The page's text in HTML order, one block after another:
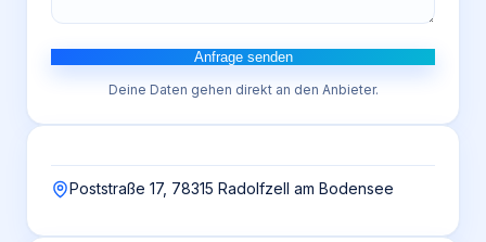
Anfrage senden
Deine Daten gehen direkt an den Anbieter.
Poststraße 17, 78315 Radolfzell am Bodensee